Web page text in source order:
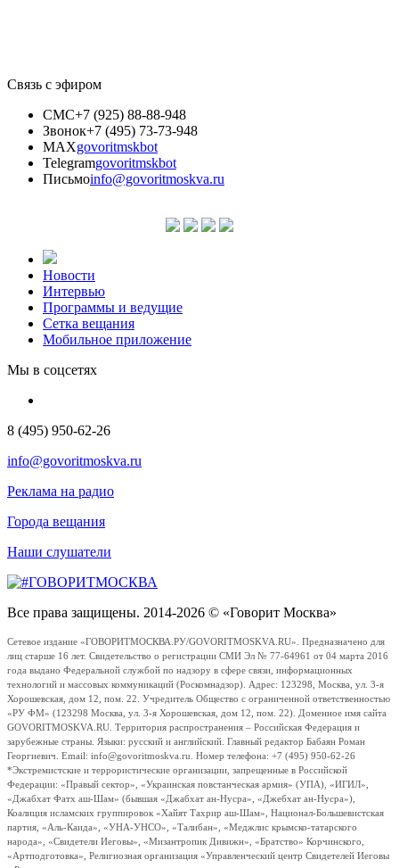
Связь с эфиром
СМС+7 (925) 88-88-948
Звонок+7 (495) 73-73-948
MAXgovoritmskbot
Telegramgovoritmskbot
Письмоinfo@govoritmoskva.ru
Новости
Интервью
Программы и ведущие
Сетка вещания
Мобильное приложение
Мы в соцсетях
8 (495) 950-62-26
info@govoritmoskva.ru
Реклама на радио
Города вещания
Наши слушатели
Все права защищены. 2014-2026 © «Говорит Москва»
Сетевое издание «ГОВОРИТМОСКВА.РУ/GOVORITMOSKVA.RU». Предназначено для
лиц старше 16 лет. Свидетельство о регистрации СМИ Эл № 77-64961 от 04 марта 2016
года выдано Федеральной службой по надзору в сфере связи, информационных
технологий и массовых коммуникаций (Роскомнадзор). Адрес: 123298, Москва, ул. 3-я
Хорошевская, дом 12, пом. 22. Учредитель Общество с ограниченной ответственностью
«РУ ФМ» (123298 Москва, ул. 3-я Хорошевская, дом 12, пом. 22). Доменное имя сайта
GOVORITMOSKVA.RU. Территория распространения – Российская Федерация и
зарубежные страны. Языки: русский и английский. Главный редактор Бабаян Роман
Георгиевич. Email: info@govoritmoskva.ru. Номер телефона: +7 (495) 950-62-26
*Экстремистские и террористические организации, запрещенные в Российской
Федерации: «Правый сектор», «Украинская повстанческая армия» (УПА), «ИГИЛ»,
«Джабхат Фатх аш-Шам» (бывшая «Джабхат ан-Нусра», «Джебхат ан-Нусра»),
Коалиция исламских группировок «Хайят Тахрир аш-Шам», Национал-Большевистская
партия, «Аль-Каида», «УНА-УНСО», «Талибан», «Меджлис крымско-татарского
народа», «Свидетели Иеговы», «Мизантропик Дивижн», «Братство» Корчинского,
«Артподготовка», Религиозная организация «Управленческий центр Свидетелей Иеговы